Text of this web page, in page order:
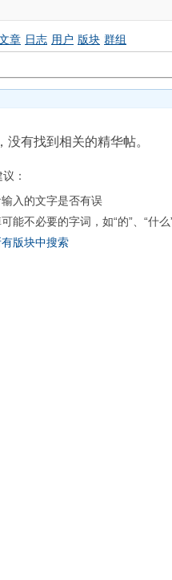
章 日志 用户 版块 群组
没有找到相关的精华帖。
：
入的文字是否有误
能不必要的字词，如“的”、“什么
版块中搜索